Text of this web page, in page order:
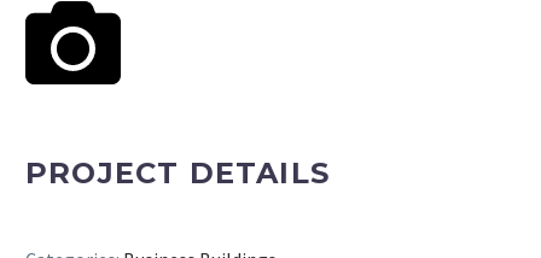
PROJECT DETAILS